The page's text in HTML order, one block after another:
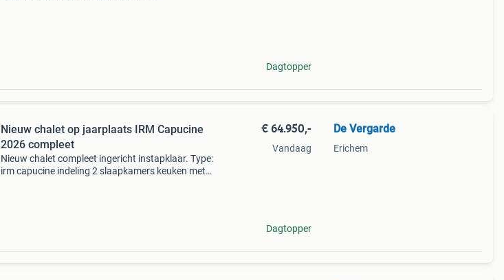
Dagtopper
Nieuw chalet op jaarplaats IRM Capucine
2026 compleet
Nieuw chalet compleet ingericht instapklaar. Type:
irm capucine indeling 2 slaapkamers keuken met
€ 64.950,-
Vandaag
Dagtopper
De Vergarde
Erichem